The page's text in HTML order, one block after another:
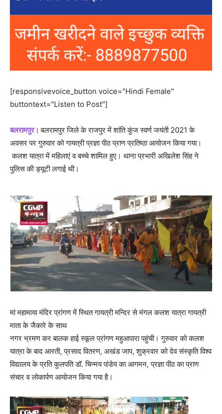
[responsivevoice_button voice="Hindi Female"
buttontext="Listen to Post"]
बलरामपुर।बलरामपुर जिले के राजपुर में शांति कुंज स्वर्ण जयंती 2021 के
अवसर पर गुरुवार को गायत्री प्रज्ञा पीठ प्राण प्रतिष्ठा आयोजन किया गया।
कलश यात्रा में महिलाएं व बच्चे शामिल हुए। थाना प्रभारी अखिलेश सिंह ने
पुलिस की ड्यूटी लगाई थी।
मां महामाया मंदिर प्रांगण में स्थित गायत्री मन्दिर से मंगल कलश यात्रा गायत्री
माता के जैकारे के साथ
नगर भ्रमण कर बालक हाई स्कूल प्रांगण महुआपारा पहुंची। गुरुवार को कलश
यात्रा के बाद आरती, प्रसाद वितरण, अखंड जाप, शुक्रवार को देव संस्कृति विश्व
विद्यालय के प्रति कुलपति डॉ. चिन्मय पांडेय का आगमन, प्रज्ञा पीठ का प्राण
संचार व लोकार्पण आयोजन किया गया है।